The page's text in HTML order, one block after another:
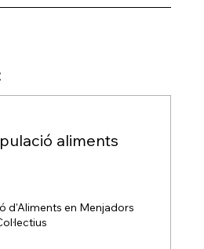
aliments
d'Aliments en Menjadors